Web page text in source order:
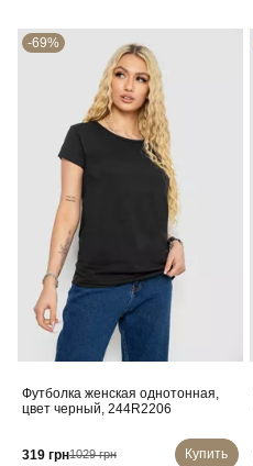
-69%
Футболка женская однотонная,
цвет черный, 244R2206
319 грн1029 грн Купить